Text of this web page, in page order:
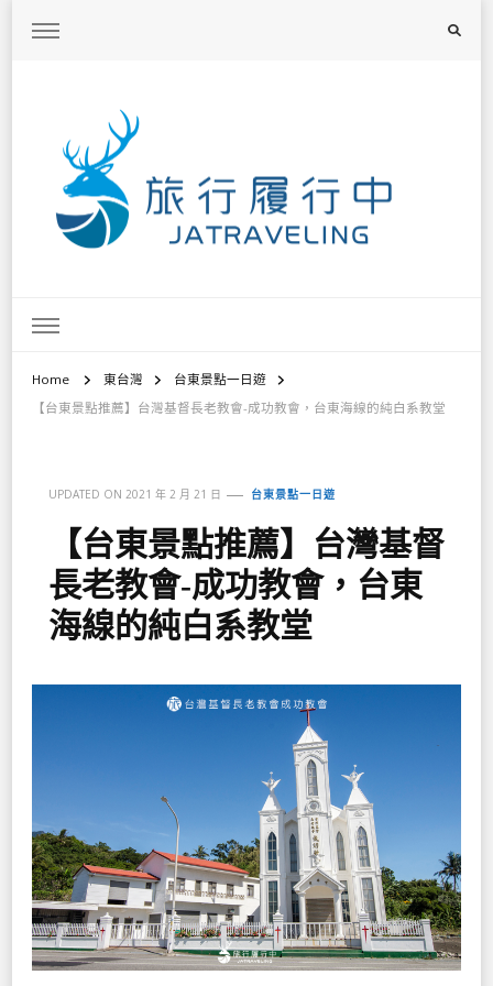
Home 東台灣
台東景點一日遊
【台東景點推薦】台灣基督長老教會-成功教會，台東海線的純白系教堂
UPDATED ON 2021 年 2 月 21 日 台東景點一日遊
【台東景點推薦】台灣基督
長老教會-成功教會，台東
海線的純白系教堂